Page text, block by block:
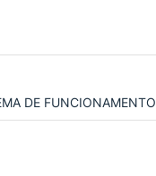
DE FUNCIONAMENTO